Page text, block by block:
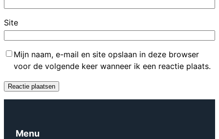
Site
Mijn naam, e-mail en site opslaan in deze browser
voor de volgende keer wanneer ik een reactie plaats.
Menu